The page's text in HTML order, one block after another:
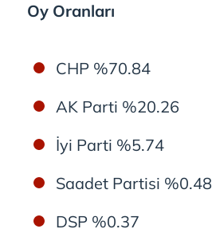
Oy Oranları
CHP %70.84
AK Parti %20.26
İyi Parti %5.74
Saadet Partisi %0.48
DSP %0.37